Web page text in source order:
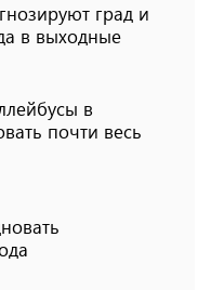
град и
в выходные
в
почти весь